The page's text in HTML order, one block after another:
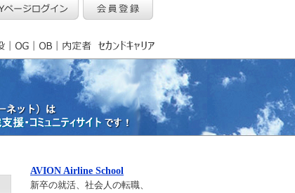
AVION Airline School
新卒の就活、社会人の転職、